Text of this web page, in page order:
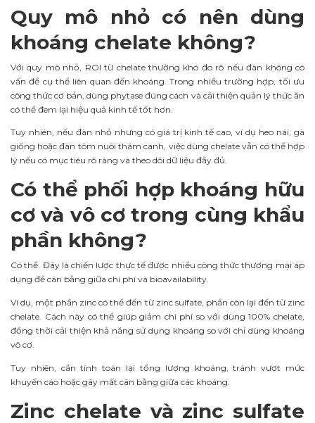
Quy mô nhỏ có nên dùng
khoáng chelate không?
Với quy mô nhỏ, ROI từ chelate thường khó đo rõ nếu đàn không có
vấn đề cụ thể liên quan đến khoáng. Trong nhiều trường hợp, tối ưu
công thức cơ bản, dùng phytase đúng cách và cải thiện quản lý thức ăn
có thể đem lại hiệu quả kinh tế tốt hơn.
Tuy nhiên, nếu đàn nhỏ nhưng có giá trị kinh tế cao, ví dụ heo nái, gà
giống hoặc đàn tôm nuôi thâm canh, việc dùng chelate vẫn có thể hợp
lý nếu có mục tiêu rõ ràng và theo dõi dữ liệu đầy đủ.
Có thể phối hợp khoáng hữu
cơ và vô cơ trong cùng khẩu
phần không?
Có thể. Đây là chiến lược thực tế được nhiều công thức thương mại áp
dụng để cân bằng giữa chi phí và bioavailability.
Ví dụ, một phần zinc có thể đến từ zinc sulfate, phần còn lại đến từ zinc
chelate. Cách này có thể giúp giảm chi phí so với dùng 100% chelate,
đồng thời cải thiện khả năng sử dụng khoáng so với chỉ dùng khoáng
vô cơ.
Tuy nhiên, cần tính toán lại tổng lượng khoáng, tránh vượt mức
khuyến cáo hoặc gây mất cân bằng giữa các khoáng.
Zinc chelate và zinc sulfate